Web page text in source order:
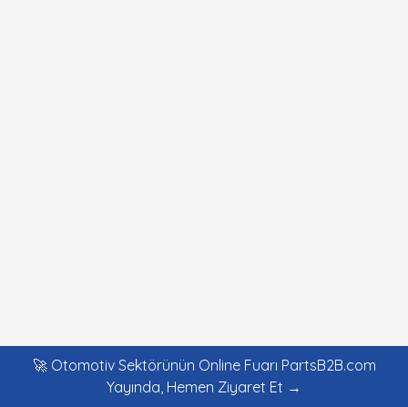
🚀 Otomotiv Sektörünün Online Fuarı PartsB2B.com
Yayında, Hemen Ziyaret Et →